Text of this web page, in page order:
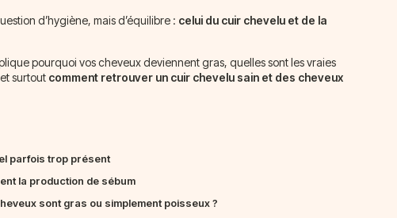
d’hygiène, mais d’équilibre : celui du cuir chevelu et de la
pourquoi vos cheveux deviennent gras, quelles sont les vraies
surtout comment retrouver un cuir chevelu sain et des cheveux
parfois trop présent
la production de sébum
sont gras ou simplement poisseux ?